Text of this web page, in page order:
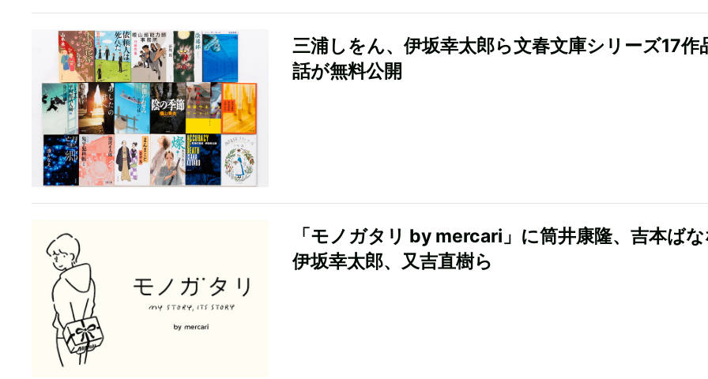
三浦しをん、伊坂幸太郎ら文春文庫シリーズ17作
話が無料公開
「モノガタリ by mercari」に筒井康隆、吉本ば
伊坂幸太郎、又吉直樹ら